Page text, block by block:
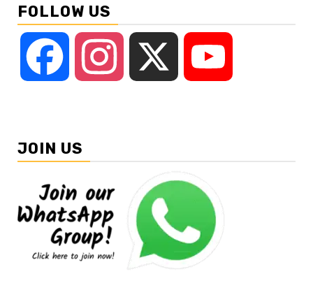
FOLLOW US
Facebook Instagram
JOIN US